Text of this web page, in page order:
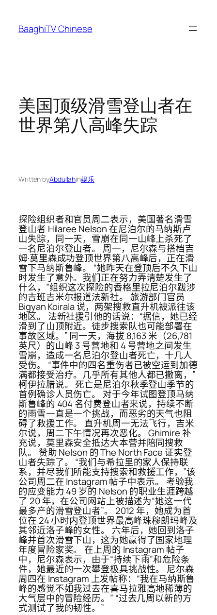
content
BaaghiTV Chinese
美国顶级滑雪登山者在
世界第八高峰失踪
Written byAbdullahin娱乐
探险组织者和官员周二表示，美国著名滑雪
登山者 Hilaree Nelson 在尼泊尔的马纳斯卢
山失踪，同一天，雪崩在同一山峰上杀死了
一名尼泊尔登山者。 周一，尼尔森与搭档吉
姆·莫里森成功登顶世界第八高峰后，正在滑
雪下马纳斯鲁峰。 “她昨天在登顶后不久下山
时发生了意外。我们正在努力弄清楚发生了
什么，”组织这次探险的香格里拉尼泊尔跋涉
的吉班吉米尔报道法新社。 旅游部门官员
Bigyan Koirala 说，两架搜救直升机被派往该
地区。 法新社援引他的话说：“据信，她已经
滑到了山顶附近。徒步搜索队也可能部署在
事故区域。” 同一天，海拔 8,163 米（26,781
英尺）的山峰 3 号营地和 4 号营地之间发生
雪崩，造成一名尼泊尔登山者死亡，十几人
受伤。 “事件中的四名重伤者已被空运到加德
满都接受治疗。几乎所有其他人都已撤离，”
柯伊拉腊说。 死亡是尼泊尔秋季登山季节的
首例确诊人员伤亡。 对于今年试图登顶马纳
斯鲁峰的 404 名付费登山者来说，持续不断
的雨雪一直是一个挑战，而恶劣的天气也阻
碍了救援工作。 直升机周一无法飞行，吉米
尔说，周二下午情况再次恶化。 Ghimire 补
充说，莫里森安全抵达大本营并陪同搜救
队。 赞助 Nelson 的 The North Face 证实登
山者失踪了。 “我们与希拉里的家人保持联
系，并尽我们所能支持搜索和救援工作，”该
公司周二在 Instagram 帖子中表示。 考验我
的应变能力 49 岁的 Nelson 的职业生涯跨越
了 20 年，在公司网站上被描述为“她这一代
最多产的滑雪登山者”。 2012 年，她成为首
位在 24 小时内登顶世界最高峰珠穆朗玛峰及
其邻近洛子峰的女性。 六年后，她回到洛子
峰并首次滑雪下山，这为她赢得了国家地理
年度冒险家奖。 在上周的 Instagram 帖子
中，尼尔森表示，由于“持续下雨”和危险条
件，她最近的一次攀登极具挑战性。 尼尔森
周四在 Instagram 上发帖称：“我在马纳斯鲁
峰的感觉不如我过去在喜马拉雅高地稀薄的
大气层中的冒险经历。” “过去几周以新的方
式测试了我的韧性。”